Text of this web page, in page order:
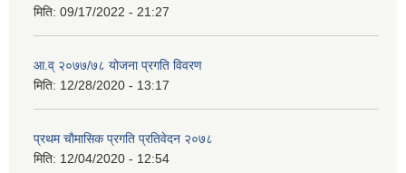
मिति: 09/17/2022 - 21:27
आ.व् २०७७/७८ योजना प्रगति विवरण
मिति: 12/28/2020 - 13:17
प्रथम चाैमासिक प्रगति प्रतिवेदन २०७८
मिति: 12/04/2020 - 12:54